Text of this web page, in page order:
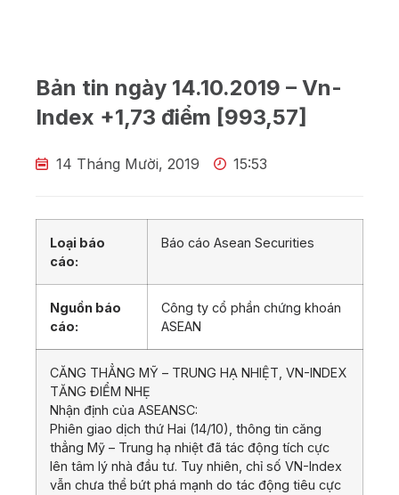
Bản tin ngày 14.10.2019 – Vn-
Index +1,73 điểm [993,57]
14 Tháng Mười, 2019 15:53
Loại báo
cáo:
Báo cáo Asean Securities
Nguồn báo
cáo:
Công ty cổ phần chứng khoán
ASEAN
CĂNG THẲNG MỸ – TRUNG HẠ NHIỆT, VN-INDEX
TĂNG ĐIỂM NHẸ
Nhận định của ASEANSC:
Phiên giao dịch thứ Hai (14/10), thông tin căng
thẳng Mỹ – Trung hạ nhiệt đã tác động tích cực
lên tâm lý nhà đầu tư. Tuy nhiên, chỉ số VN-Index
vẫn chưa thể bứt phá mạnh do tác động tiêu cực